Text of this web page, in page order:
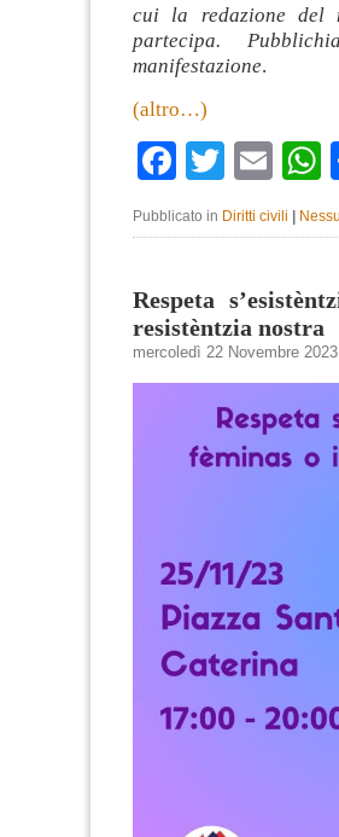
cui la redazione del
partecipa.
manifestazione.
(altro…)
Facebook
Twitter
Pubblicato in Diritti civili
Respeta
resistèntzia nostra
mercoledì 22 Novembre 2023